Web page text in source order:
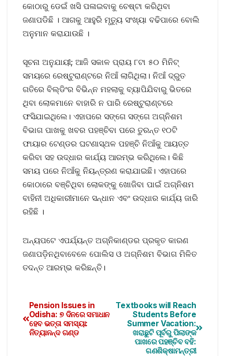
କୋଠାରୁ ଡେଇଁ ଖସି ପଳାଇବାକୁ ଚେଷ୍ଟା କରିଥିବା
ଜଣାପଡିଛି । ଆଗକୁ ଆହୁରି ମୃତ୍ୟୁ ସଂଖ୍ୟା ବଢିପାରେ ବୋଲି
ଅନୁମାନ କରାଯାଉଛି ।
ସୂଚନା ଅନୁଯାୟୀ; ଆଜି ସକାଳ ପ୍ରାୟ ୮ଟା ୫୦ ମିନିଟ୍
ସମୟରେ ରେଷ୍ଟୁରାଣ୍ଟରେ ନିଆଁ ଲାଗିଥିଲା। ନିଆଁ ଦ୍ରୁତ
ଗତିରେ ବିଲ୍ଡିଂର ବିଭିନ୍ନ ମହଲାକୁ ବ୍ୟାପିଯିବାରୁ ଭିତରେ
ଥିବା ଲୋକମାନେ ବାହାରି ନ ପାରି ରେଷ୍ଟୁରାଣ୍ଟରେ
ଫସିଯାଇଥିଲେ। ଏହାପରେ ସଙ୍ଗେ ସଙ୍ଗେ ଅଗ୍ନିଶମ
ବିଭାଗ ପାଖକୁ ଖବର ପହଞ୍ଚିବା ପରେ ତୁରନ୍ତ ୧୦ଟି
ଫାୟାର ଟେଣ୍ଡର ଘଟଣାସ୍ଥଳ ପହଞ୍ଚି ନିଆଁକୁ ଆୟତ୍ତ
କରିବା ସହ ଉଦ୍ଧାର କାର୍ଯ୍ୟ ଆରମ୍ଭ କରିଥିଲେ। କିଛି
ସମୟ ପରେ ନିଆଁକୁ ନିୟନ୍ତ୍ରଣ କରାଯାଇଛି। ଏହାପରେ
କୋଠାରେ ବଞ୍ଚିଥିବା ଲୋକଙ୍କୁ ଖୋଜିବା ପାଇଁ ଅଗ୍ନିଶମ
ବାହିନୀ ଅଧିକାରୀମାନେ ସନ୍ଧାନ ଏବଂ ଉଦ୍ଧାର କାର୍ଯ୍ୟ ଜାରି
ରହିଛି ।
ଅନ୍ୟପଟେ ଏପର୍ଯ୍ୟନ୍ତ ଅଗ୍ନିକାଣ୍ଡର ପ୍ରକୃତ କାରଣ
ଜଣାପଡ଼ିନଥିବାବେଳେ ପୋଲିସ ଓ ଅଗ୍ନିଶମ ବିଭାଗ ମିଳିତ
ତଦନ୍ତ ଆରମ୍ଭ କରିଛନ୍ତି।
Textbooks will Reach
Students Before
Summer Vacation:
ଖରାଛୁଟି ପୂର୍ବରୁ ପିଲାଙ୍କ
ପାଖରେ ପହଞ୍ଚିବ ବହି:
ଗଣଶିକ୍ଷାମନ୍ତ୍ରୀ
Pension Issues in
Odisha: ୭ ଦିନରେ ସମାଧାନ
ହେବ ଭତ୍ତା ସମସ୍ୟା:
ନିତ୍ୟାନନ୍ଦ ଗଣ୍ଡ